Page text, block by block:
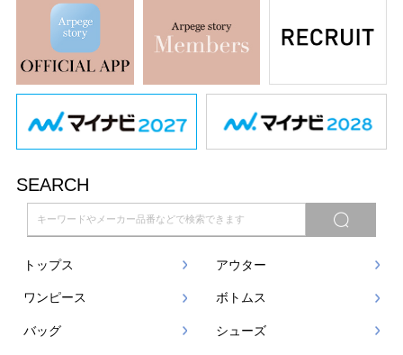
SEARCH
トップス アウター
ワンピース ボトムス
バッグ シューズ